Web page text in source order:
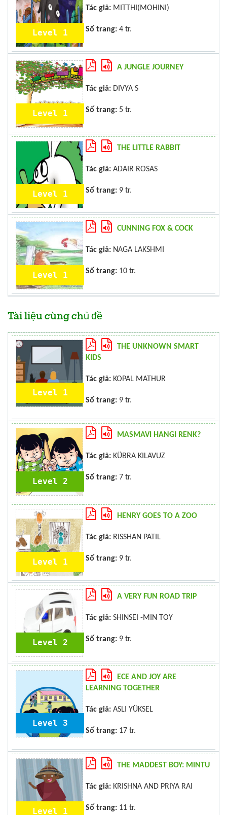
Level 1
Tác giả: MITTHI(MOHINI)
Số trang: 4 tr.
Level 1
A JUNGLE JOURNEY
Tác giả: DIVYA S
Số trang: 5 tr.
Level 1
THE LITTLE RABBIT
Tác giả: ADAIR ROSAS
Số trang: 9 tr.
Level 1
CUNNING FOX & COCK
Tác giả: NAGA LAKSHMI
Số trang: 10 tr.
Tài liệu cùng chủ đề
Level 1
THE UNKNOWN SMART
KIDS
Tác giả: KOPAL MATHUR
Số trang: 9 tr.
Level 2
MASMAVI HANGI RENK?
Tác giả: KÜBRA KILAVUZ
Số trang: 7 tr.
Level 1
HENRY GOES TO A ZOO
Tác giả: RISSHAN PATIL
Số trang: 9 tr.
Level 2
A VERY FUN ROAD TRIP
Tác giả: SHINSEI -MIN TOY
Số trang: 9 tr.
Level 3
ECE AND JOY ARE
LEARNING TOGETHER
Tác giả: ASLI YÜKSEL
Số trang: 17 tr.
Level 1
THE MADDEST BOY: MINTU
Tác giả: KRISHNA AND PRIYA RAI
Số trang: 11 tr.